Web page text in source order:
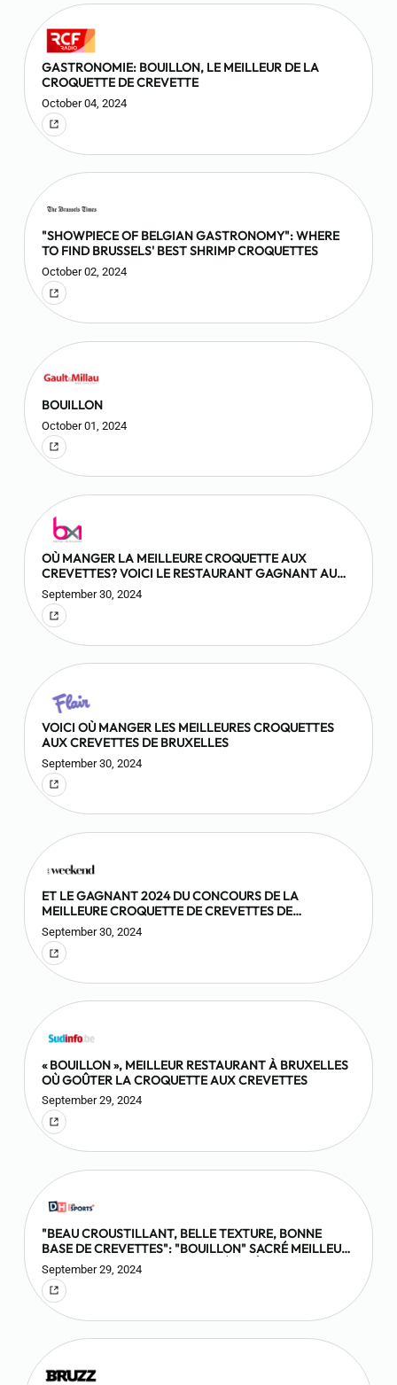
GASTRONOMIE: BOUILLON, LE MEILLEUR DE LA
CROQUETTE DE CREVETTE
October 04, 2024
"SHOWPIECE OF BELGIAN GASTRONOMY": WHERE
TO FIND BRUSSELS' BEST SHRIMP CROQUETTES
October 02, 2024
BOUILLON
October 01, 2024
OÙ MANGER LA MEILLEURE CROQUETTE AUX
CREVETTES? VOICI LE RESTAURANT GAGNANT AU
FESTIVAL EAT BRUSSELS
September 30, 2024
VOICI OÙ MANGER LES MEILLEURES CROQUETTES
AUX CREVETTES DE BRUXELLES
September 30, 2024
ET LE GAGNANT 2024 DU CONCOURS DE LA
MEILLEURE CROQUETTE DE CREVETTES DE
BRUXELLES EST…
September 30, 2024
« BOUILLON », MEILLEUR RESTAURANT À BRUXELLES
OÙ GOÛTER LA CROQUETTE AUX CREVETTES
September 29, 2024
"BEAU CROUSTILLANT, BELLE TEXTURE, BONNE
BASE DE CREVETTES": "BOUILLON" SACRÉ MEILLEUR
RESTAURANT DE BRUXELLES OÙ GOÛTER LA
CROQUETTE AUX CREVETTES
September 29, 2024